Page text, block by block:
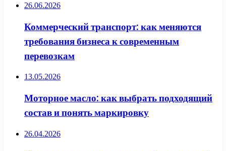
26.06.2026
Коммерческий транспорт: как меняются
требования бизнеса к современным
перевозкам
13.05.2026
Моторное масло: как выбрать подходящий
состав и понять маркировку
26.04.2026